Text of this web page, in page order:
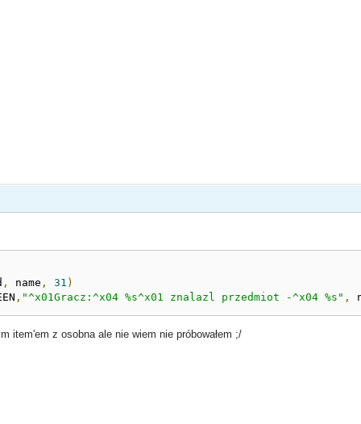
, name , 31 )
, "^x01Gracz:^x04 %s^x01 znalazl przedmiot -^x04 %s" ,
item'em z osobna ale nie wiem nie próbowałem ;/